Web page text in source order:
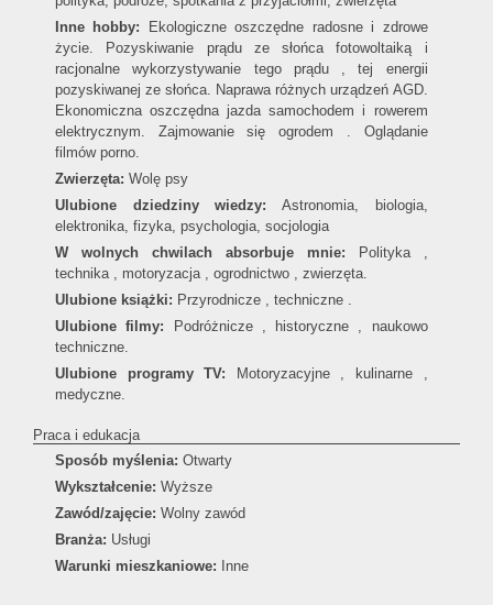
Inne hobby:
Ekologiczne oszczędne radosne i zdrowe
życie. Pozyskiwanie prądu ze słońca fotowoltaiką i
racjonalne wykorzystywanie tego prądu , tej energii
pozyskiwanej ze słońca. Naprawa różnych urządzeń AGD.
Ekonomiczna oszczędna jazda samochodem i rowerem
elektrycznym. Zajmowanie się ogrodem . Oglądanie
filmów porno.
Zwierzęta: Wolę psy
Ulubione dziedziny wiedzy: Astronomia, biologia,
elektronika, fizyka, psychologia, socjologia
W wolnych chwilach absorbuje mnie:
Polityka ,
technika , motoryzacja , ogrodnictwo , zwierzęta.
Ulubione książki: Przyrodnicze , techniczne .
Ulubione filmy:
Podróżnicze , historyczne , naukowo
techniczne.
Ulubione programy TV:
Motoryzacyjne , kulinarne ,
medyczne.
Praca i edukacja
Sposób myślenia: Otwarty
Wykształcenie: Wyższe
Zawód/zajęcie: Wolny zawód
Branża: Usługi
Warunki mieszkaniowe: Inne